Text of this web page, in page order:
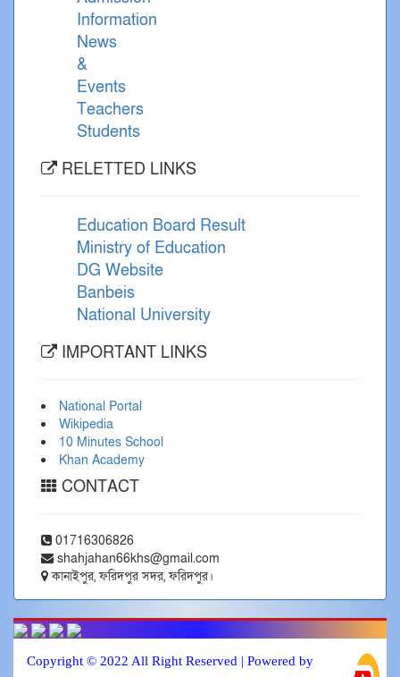
Information
News
&
Events
Teachers
Students
RELETTED LINKS
Education Board Result
Ministry of Education
DG Website
Banbeis
National University
IMPORTANT LINKS
National Portal
Wikipedia
10 Minutes School
Khan Academy
CONTACT
01716306826
shahjahan66khs@gmail.com
কানাইপুর, ফরিদপুর সদর, ফরিদপুর।
Copyright © 2022 All Right Reserved | Powered by